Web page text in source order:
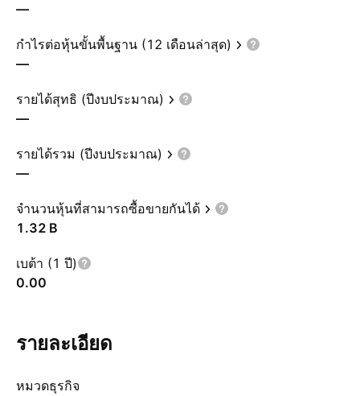
—
กำไรต่อหุ้นขั้นพื้นฐาน (12 เดือนล่าสุด)
—
รายได้สุทธิ (ปีงบประมาณ)
—
รายได้รวม (ปีงบประมาณ)
—
จำนวนหุ้นที่สามารถซื้อขายกันได้
‪1.32 B‬
เบต้า (1 ปี)
0.00
รายละเอียด
หมวดธุรกิจ